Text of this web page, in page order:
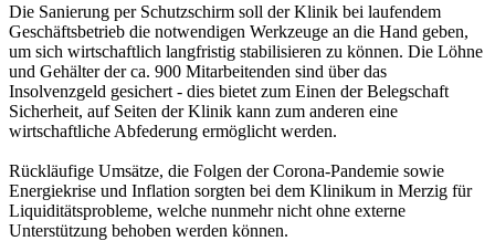
Die Sanierung per Schutzschirm soll der Klinik bei laufendem
Geschäftsbetrieb die notwendigen Werkzeuge an die Hand geben,
um sich wirtschaftlich langfristig stabilisieren zu können. Die Löhne
und Gehälter der ca. 900 Mitarbeitenden sind über das
Insolvenzgeld gesichert - dies bietet zum Einen der Belegschaft
Sicherheit, auf Seiten der Klinik kann zum anderen eine
wirtschaftliche Abfederung ermöglicht werden.
Rückläufige Umsätze, die Folgen der Corona-Pandemie sowie
Energiekrise und Inflation sorgten bei dem Klinikum in Merzig für
Liquiditätsprobleme, welche nunmehr nicht ohne externe
Unterstützung behoben werden können.